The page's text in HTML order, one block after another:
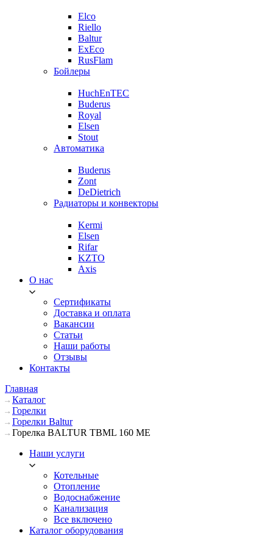
Elco
Riello
Baltur
ExEco
RusFlam
Бойлеры
HuchEnTEC
Buderus
Royal
Elsen
Stout
Автоматика
Buderus
Zont
DeDietrich
Радиаторы и конвекторы
Kermi
Elsen
Rifar
KZTO
Axis
О нас
Сертификаты
Доставка и оплата
Вакансии
Статьи
Наши работы
Отзывы
Контакты
Главная
Каталог
Горелки
Горелки Baltur
Горелка BALTUR TBML 160 ME
Наши услуги
Котельные
Отопление
Водоснабжение
Канализация
Все включено
Каталог оборудования